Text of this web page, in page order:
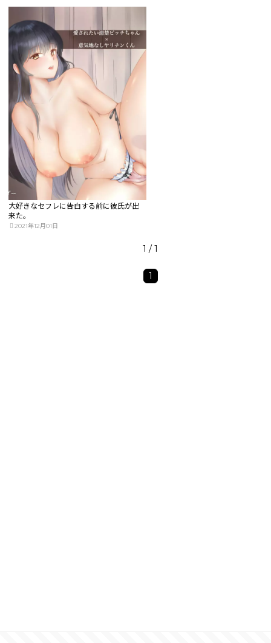
大好きなセフレに告白する前に彼氏が出
来た。
2021年12月01日
1 / 1
1